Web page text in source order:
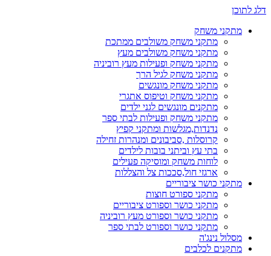
דלג לתוכן
מתקני משחק
מתקני משחק משולבים ממתכת
מתקני משחק משולבים מעץ
מתקני משחק ופעילות מעץ רוביניה
מתקני משחק לגיל הרך
מתקני משחק מונגשים
מתקני משחק וטיפוס אתגרי
מתקנים מונגשים לגני ילדים
מתקני משחק ופעילות לבתי ספר
נדנדות,מגלשות ומתקני קפיץ
קרוסלות ,סביבונים ומנהרות זחילה
בתי עץ וביתני בובות לילדים
לוחות משחק ומוסיקה פעילים
ארגזי חול,סככות צל והצללות
מתקני כושר ציבוריים
מתקני ספורט חוצות
מתקני כושר וספורט ציבוריים
מתקני כושר וספורט מעץ רוביניה
מתקני כושר וספורט לבתי ספר
מסלול נינג'ה
מתקנים לכלבים